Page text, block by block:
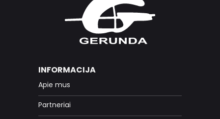
INFORMACIJA
Apie mus
Partneriai